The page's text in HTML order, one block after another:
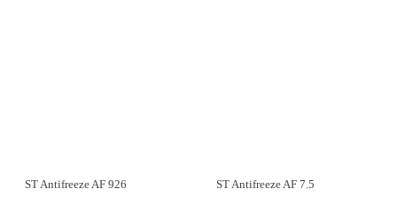
ST Antifreeze AF 926 ST Antifreeze AF 7.5